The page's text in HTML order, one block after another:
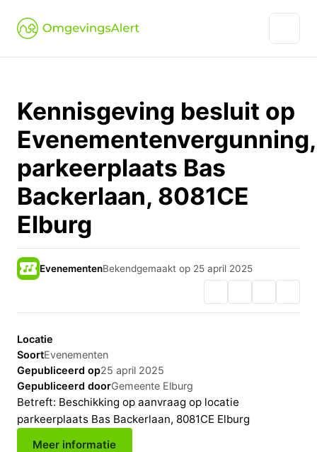
Kennisgeving besluit op
Evenementenvergunning,
parkeerplaats Bas
Backerlaan, 8081CE
Elburg
EvenementenBekendgemaakt op 25 april 2025
Locatie
SoortEvenementen
Gepubliceerd op25 april 2025
Gepubliceerd doorGemeente Elburg
Betreft: Beschikking op aanvraag op locatie
parkeerplaats Bas Backerlaan, 8081CE Elburg
Meer informatie